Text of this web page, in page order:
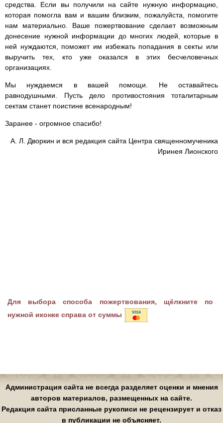
средства. Если вы получили на сайте нужную информацию,
которая помогла вам и вашим близким, пожалуйста, помогите
нам материально. Ваше пожертвование сделает возможным
донесение нужной информации до многих людей, которые в
ней нуждаются, поможет им избежать попадания в секты или
выручить тех, кто уже оказался в этих бесчеловечных
организациях.
Мы нуждаемся в вашей помощи. Не оставайтесь
равнодушными. Пусть дело противостояния тоталитарным
сектам станет поистине всенародным!
Заранее - огромное спасибо!
А. Л. Дворкин и вся редакция сайта Центра священномученика
Иринея Лионского
Для выбора способа пожертвования, щёлкните по
нужной иконке справа от суммы
Администрация сайта не всегда разделяет оценки и мнения
авторов материалов, размещенных на сайте.
Редакция сайта присланные рукописи не рецензирует и отказ
в публикации не объясняет.